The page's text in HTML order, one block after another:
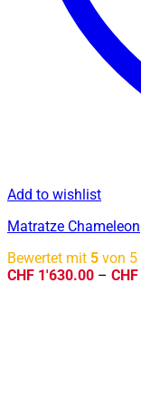
Add to wishlist
Matratze Chameleon
Bewertet mit 5 von 5
CHF 1'630.00 – CHF